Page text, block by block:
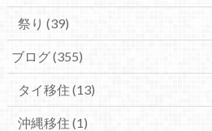
祭り (39)
ブログ(355)
タイ移住 (13)
沖縄移住 (1)